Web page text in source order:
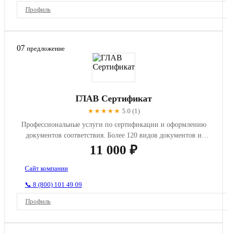
Профиль
07 предложение
ГЛАВ Сертификат
★★★★★ 5.0 (1)
Профессиональные услуги по сертификации и оформлению
документов соответствия. Более 120 видов документов и
сертификатов.
11 000 ₽
Сайт компании
📞 8 (800) 101 49 09
Профиль